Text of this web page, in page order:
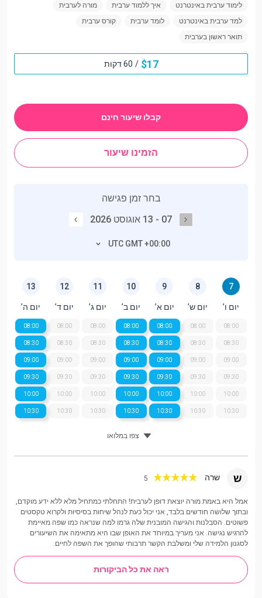
לימוד ערבית באינטרנט
איך ללמוד ערבית
מורה לערבית
למד ערבית באינטרנט
לומד ערבית
קורס ערבית
תואר ראשון בערבית
17
$
/ 60 דקות
קבלו שיעור חינם
הזמינו שיעור
בחר זמן פגישה
07 - 13 אוגוסט 2026
UTC GMT +00:00
7
יום ו’
08:00
08:30
09:00
09:30
10:00
10:30
8
יום ש’
08:00
08:30
09:00
09:30
10:00
10:30
9
יום א’
08:00
08:30
09:00
09:30
10:00
10:30
10
יום ב’
08:00
08:30
09:00
09:30
10:00
10:30
11
יום ג’
08:00
08:30
09:00
09:30
10:00
10:30
12
יום ד’
08:00
08:30
09:00
09:30
10:00
10:30
13
יום ה’
08:00
08:30
09:00
09:30
10:00
10:30
צפו במלואו
ש שרה 5
אמל היא באמת מורה יוצאת דופן לערבית! התחלתי כמתחיל מלא ללא ידע מוקדם,
ובתוך שלושה חודשים בלבד, אני יכול כעת לנהל שיחות בסיסיות ולקרוא טקסטים
פשוטים. הסבלנות והגישה המובנית שלה גרמו למה שנראה כמו שפה מאיימת
להרגיש נגישה. אני מעריך במיוחד את האופן שבו היא מתאימה את השיעורים
לסגנון הלמידה שלי ומשלבת הקשר תרבותי שהופך את השפה לחיים.
ראה את כל הביקורות